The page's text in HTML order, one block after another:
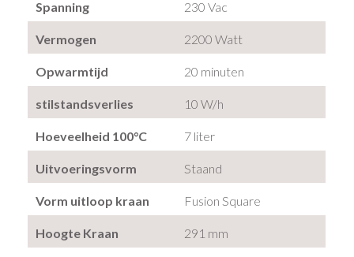
Spanning 230 Vac
Vermogen 2200 Watt
Opwarmtijd 20 minuten
stilstandsverlies 10 W/h
Hoeveelheid 100°C 7 liter
Uitvoeringsvorm Staand
Vorm uitloop kraan Fusion Square
Hoogte Kraan 291 mm